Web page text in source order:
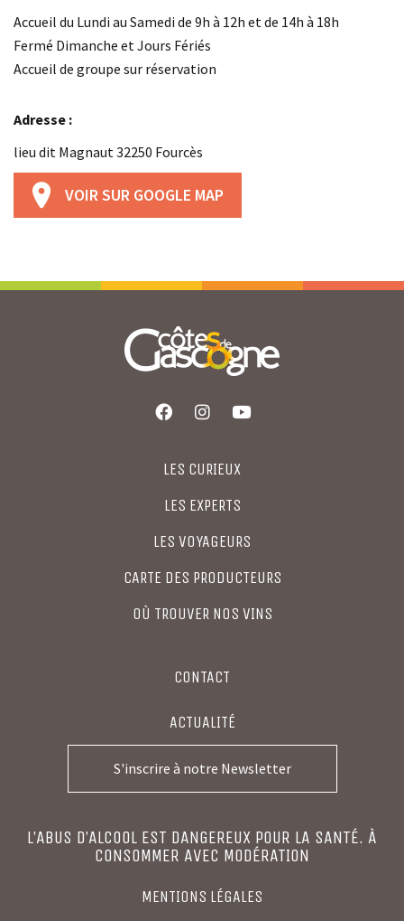
Accueil du Lundi au Samedi de 9h à 12h et de 14h à 18h
Fermé Dimanche et Jours Fériés
Accueil de groupe sur réservation
Adresse :
lieu dit Magnaut 32250 Fourcès
VOIR SUR GOOGLE MAP
LES CURIEUX
LES EXPERTS
LES VOYAGEURS
CARTE DES PRODUCTEURS
OÙ TROUVER NOS VINS
CONTACT
ACTUALITÉ
S'inscrire à notre Newsletter
L’ABUS D’ALCOOL EST DANGEREUX POUR LA SANTÉ. À
CONSOMMER AVEC MODÉRATION
MENTIONS LÉGALES